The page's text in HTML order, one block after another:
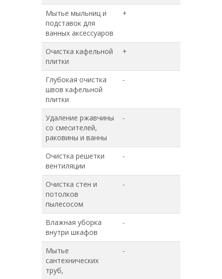
Мытье мыльниц и
подставок для
ванных аксессуаров
+
Очистка кафельной
плитки
+
Глубокая очистка
швов кафельной
плитки
-
Удаление ржавчины
со смесителей,
раковины и ванны
-
Очистка решетки
вентиляции
-
Очистка стен и
потолков
пылесосом
-
Влажная уборка
внутри шкафов
-
Мытье
сантехнических
труб,
-